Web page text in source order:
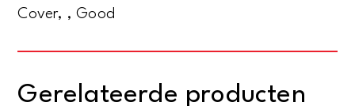
Cover, , Good
Gerelateerde producten